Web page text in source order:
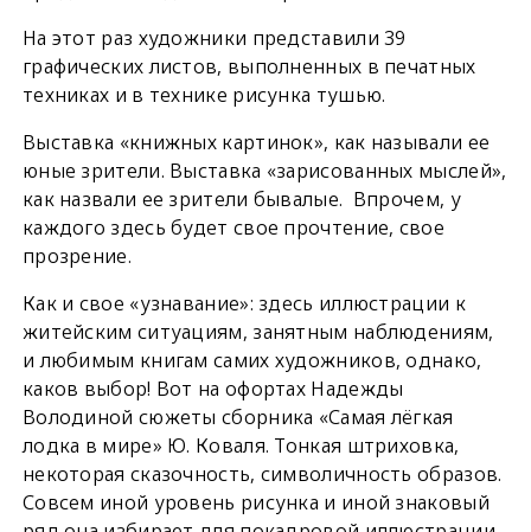
На этот раз художники представили 39
графических листов, выполненных в печатных
техниках и в технике рисунка тушью.
Выставка «книжных картинок», как называли ее
юные зрители. Выставка «зарисованных мыслей»,
как назвали ее зрители бывалые. Впрочем, у
каждого здесь будет свое прочтение, свое
прозрение.
Как и свое «узнавание»: здесь иллюстрации к
житейским ситуациям, занятным наблюдениям,
и любимым книгам самих художников, однако,
каков выбор! Вот на офортах Надежды
Володиной сюжеты сборника «Самая лёгкая
лодка в мире» Ю. Коваля. Тонкая штриховка,
некоторая сказочность, символичность образов.
Совсем иной уровень рисунка и иной знаковый